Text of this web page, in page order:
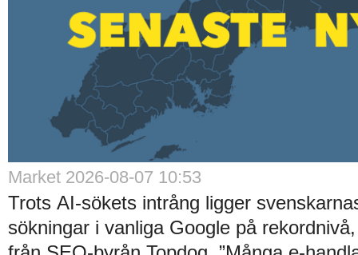
Market 2026-08-07 10:53
Trots AI-sökets intrång ligger
sökningar i vanliga Google på